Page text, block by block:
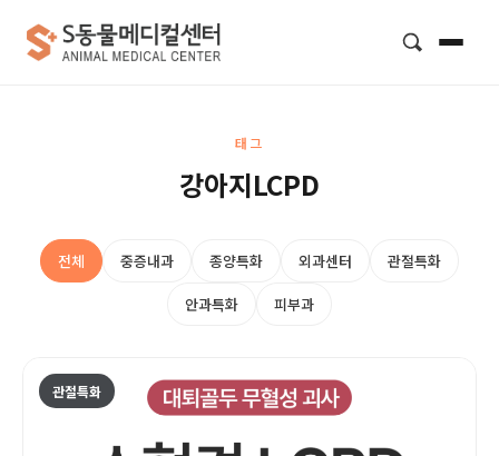
태그
강아지LCPD
전체 중증내과 종양특화 외과센터 관절특화
안과특화 피부과
관절특화